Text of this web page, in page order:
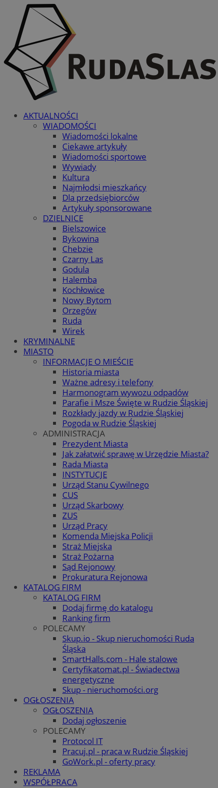
AKTUALNOŚCI
WIADOMOŚCI
Wiadomości lokalne
Ciekawe artykuły
Wiadomości sportowe
Wywiady
Kultura
Najmłodsi mieszkańcy
Dla przedsiębiorców
Artykuły sponsorowane
DZIELNICE
Bielszowice
Bykowina
Chebzie
Czarny Las
Godula
Halemba
Kochłowice
Nowy Bytom
Orzegów
Ruda
Wirek
KRYMINALNE
MIASTO
INFORMACJE O MIEŚCIE
Historia miasta
Ważne adresy i telefony
Harmonogram wywozu odpadów
Parafie i Msze Święte w Rudzie Śląskiej
Rozkłady jazdy w Rudzie Śląskiej
Pogoda w Rudzie Śląskiej
ADMINISTRACJA
Prezydent Miasta
Jak załatwić sprawę w Urzędzie Miasta?
Rada Miasta
INSTYTUCJE
Urząd Stanu Cywilnego
CUS
Urząd Skarbowy
ZUS
Urząd Pracy
Komenda Miejska Policji
Straż Miejska
Straż Pożarna
Sąd Rejonowy
Prokuratura Rejonowa
KATALOG FIRM
KATALOG FIRM
Dodaj firmę do katalogu
Ranking firm
POLECAMY
Skup.io - Skup nieruchomości Ruda
Śląska
SmartHalls.com - Hale stalowe
Certyfikatomat.pl - Świadectwa
energetyczne
Skup - nieruchomości.org
OGŁOSZENIA
OGŁOSZENIA
Dodaj ogłoszenie
POLECAMY
Protocol IT
Pracuj.pl - praca w Rudzie Śląskiej
GoWork.pl - oferty pracy
REKLAMA
WSPÓŁPRACA